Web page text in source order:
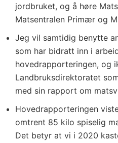
jordbruket, og å høre
Matsentralen Primær og
Jeg vil samtidig benytte
som har bidratt inn i
hovedrapporteringen, og
Landbruksdirektoratet
med sin rapport om
Hovedrapporteringen
omtrent 85 kilo spiselig
Det betyr at vi i 2020